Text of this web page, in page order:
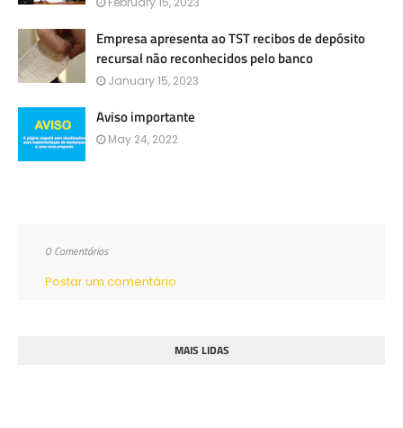
Empresa apresenta ao TST recibos de depósito
recursal não reconhecidos pelo banco
January 15, 2023
Aviso importante
May 24, 2022
0 Comentários
Postar um comentário
MAIS LIDAS